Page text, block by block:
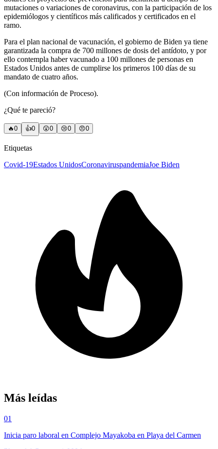
mutaciones o variaciones de coronavirus, con la participación de los
epidemiólogos y científicos más calificados y certificados en el
ramo.
Para el plan nacional de vacunación, el gobierno de Biden ya tiene
garantizada la compra de 700 millones de dosis del antídoto, y por
ello contempla haber vacunado a 100 millones de personas en
Estados Unidos antes de cumplirse los primeros 100 días de su
mandato de cuatro años.
(Con información de Proceso).
¿Qué te pareció?
🔥0 👍0 😲0 😢0 😠0
Etiquetas
Covid-19Estados UnidosCoronaviruspandemiaJoe Biden
Más leídas
01
Inicia paro laboral en Complejo Mayakoba en Playa del Carmen